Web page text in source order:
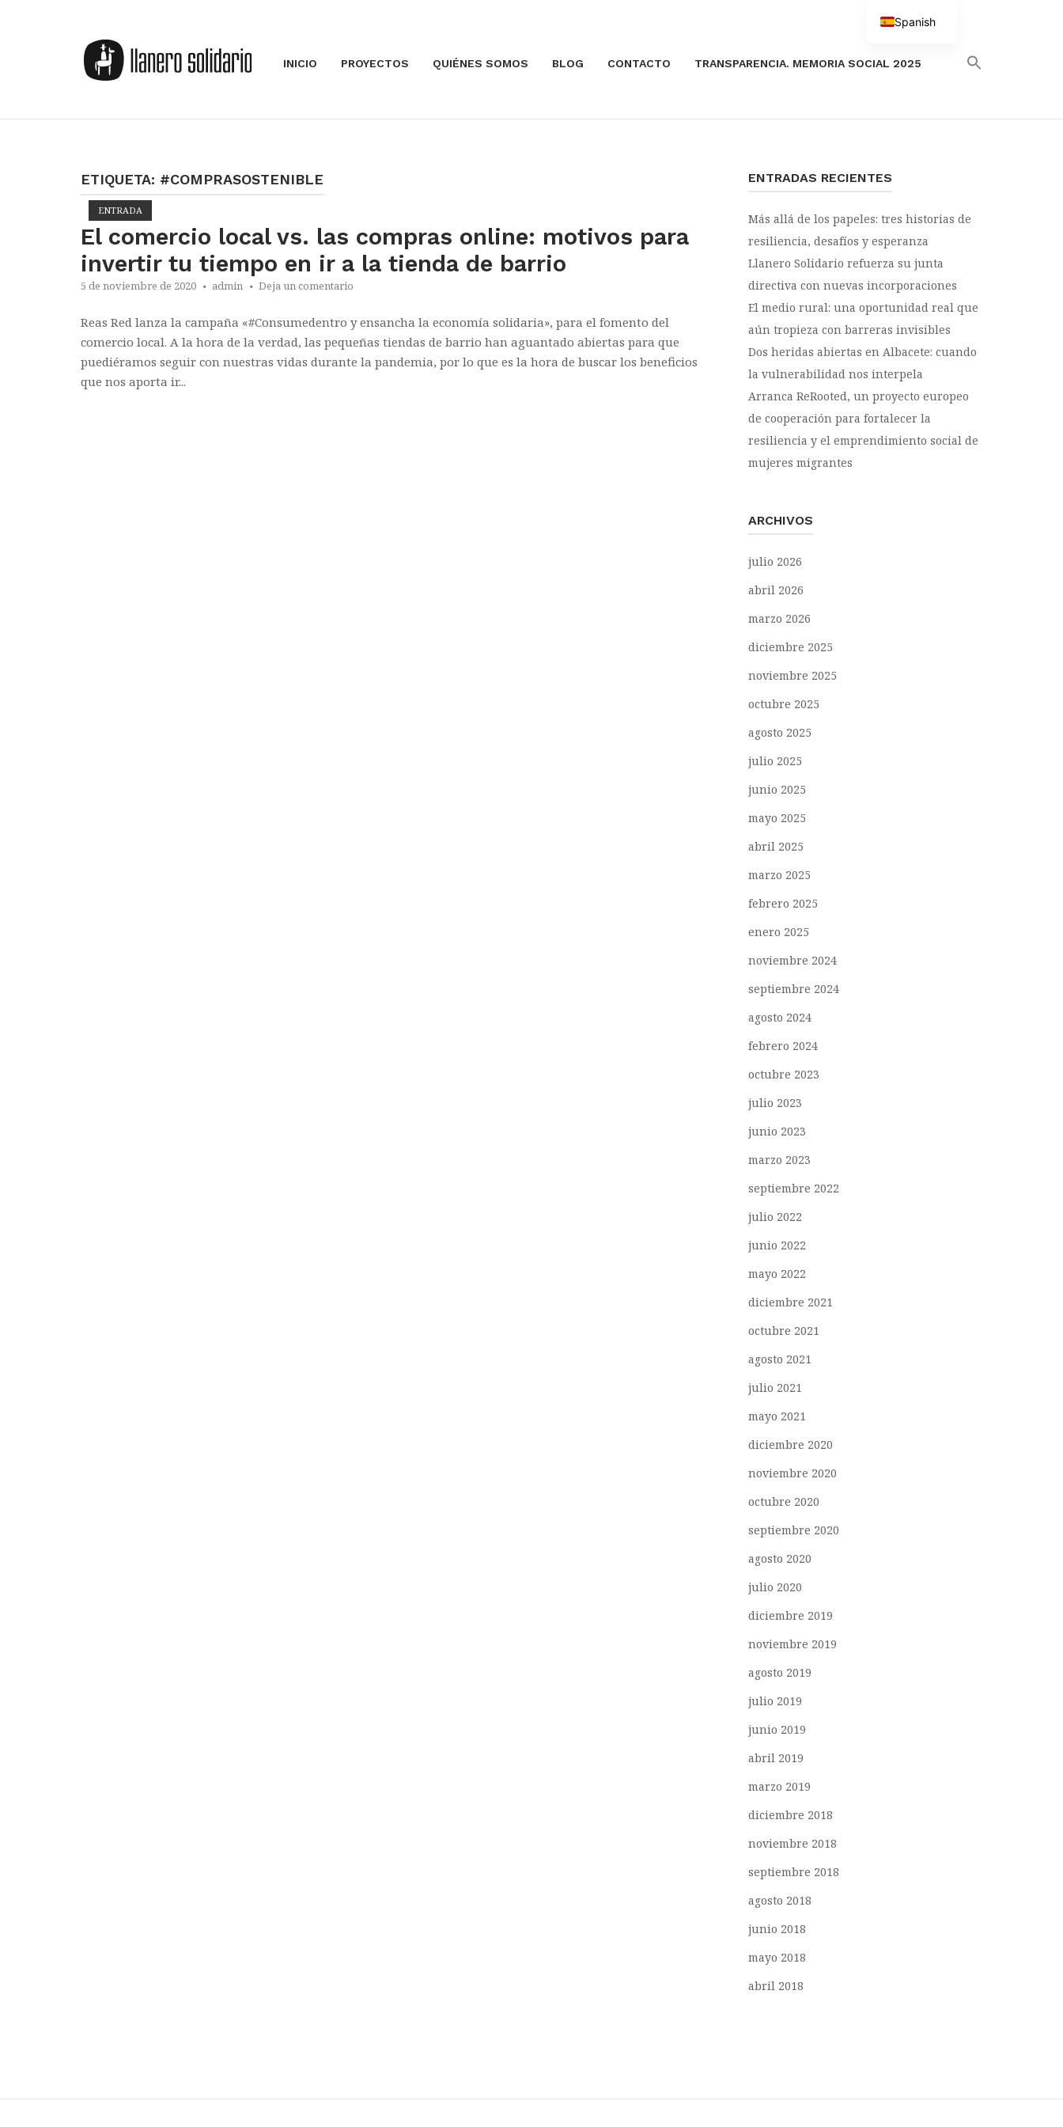
INICIO PROYECTOS QUIÉNES SOMOS BLOG CONTACTO TRANSPARENCIA. MEMORIA SOCIAL 2025
ETIQUETA: #COMPRASOSTENIBLE
ENTRADA
El comercio local vs. las compras online: motivos para
invertir tu tiempo en ir a la tienda de barrio
5 de noviembre de 2020 admin Deja un comentario
Reas Red lanza la campaña «#Consumedentro y ensancha la economía solidaria», para el fomento del
comercio local. A la hora de la verdad, las pequeñas tiendas de barrio han aguantado abiertas para que
puediéramos seguir con nuestras vidas durante la pandemia, por lo que es la hora de buscar los beneficios
que nos aporta ir...
ENTRADAS RECIENTES
Más allá de los papeles: tres historias de
resiliencia, desafíos y esperanza
Llanero Solidario refuerza su junta
directiva con nuevas incorporaciones
El medio rural: una oportunidad real que
aún tropieza con barreras invisibles
Dos heridas abiertas en Albacete: cuando
la vulnerabilidad nos interpela
Arranca ReRooted, un proyecto europeo
de cooperación para fortalecer la
resiliencia y el emprendimiento social de
mujeres migrantes
ARCHIVOS
julio 2026
abril 2026
marzo 2026
diciembre 2025
noviembre 2025
octubre 2025
agosto 2025
julio 2025
junio 2025
mayo 2025
abril 2025
marzo 2025
febrero 2025
enero 2025
noviembre 2024
septiembre 2024
agosto 2024
febrero 2024
octubre 2023
julio 2023
junio 2023
marzo 2023
septiembre 2022
julio 2022
junio 2022
mayo 2022
diciembre 2021
octubre 2021
agosto 2021
julio 2021
mayo 2021
diciembre 2020
noviembre 2020
octubre 2020
septiembre 2020
agosto 2020
julio 2020
diciembre 2019
noviembre 2019
agosto 2019
julio 2019
junio 2019
abril 2019
marzo 2019
diciembre 2018
noviembre 2018
septiembre 2018
agosto 2018
junio 2018
mayo 2018
abril 2018
Spanish